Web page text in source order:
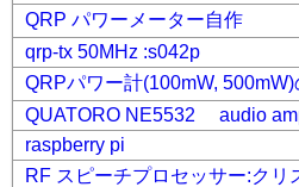
QRP パワーメーター自作
qrp-tx 50MHz :s042p
QRPパワー計(100mW,
QUATORO NE5532 audio
raspberry pi
RF スピーチプロセッサー:クリ